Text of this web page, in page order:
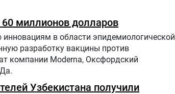
миллионов долларов
в области эпидемиологической
разработку вакцины против
компании Moderna, Оксфордский
Узбекистана получили